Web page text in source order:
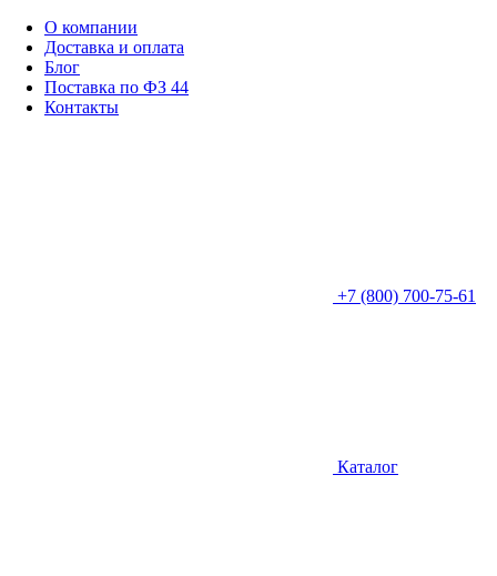
О компании
Доставка и оплата
Блог
Поставка по ФЗ 44
Контакты
+7 (800) 700-75-61
Каталог